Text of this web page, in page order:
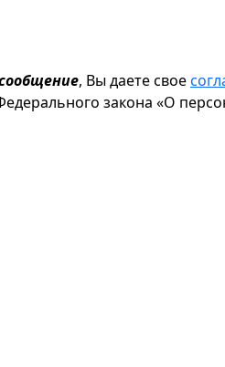
, Вы даете свое
закона «О